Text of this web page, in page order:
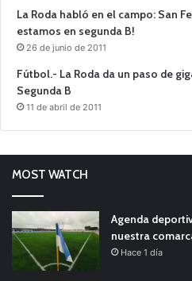
La Roda habló en el campo: San
estamos en segunda B!
26 de junio de 2011
Fútbol.- La Roda da un paso de
Segunda B
11 de abril de 2011
MOST WATCH
Agenda
nuestra
Hace 1 día